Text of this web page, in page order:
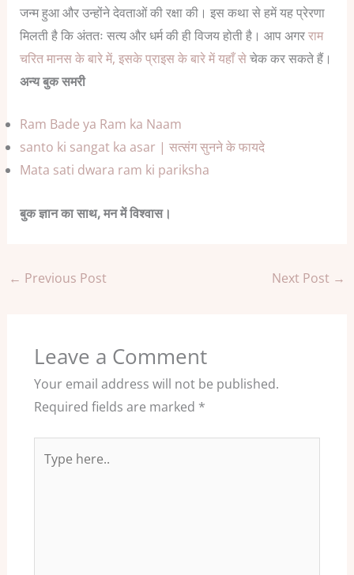
जन्म हुआ और उन्होंने देवताओं की रक्षा की। इस कथा से हमें यह प्रेरणा
मिलती है कि अंततः सत्य और धर्म की ही विजय होती है। आप अगरराम
चरित मानस के बारे में, इसके प्राइस के बारे में यहाँ सेचेक कर सकते हैं।
अन्य बुक समरी
Ram Bade ya Ram ka Naam
santo ki sangat ka asar | सत्संग सुनने के फायदे
Mata sati dwara ram ki pariksha
बुक ज्ञान का साथ, मन में विश्वास।
← Previous Post Next Post →
Leave a Comment
Your email address will not be published.
Required fields are marked *
here..